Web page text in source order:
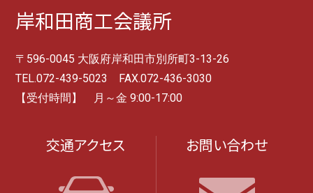
岸和田商工会議所
〒596-0045 大阪府岸和田市別所町3-13-26
TEL.072-439-5023 FAX.072-436-3030
【受付時間】 月～金 9:00-17:00
交通アクセス お問い合わせ